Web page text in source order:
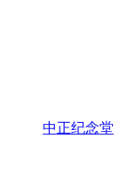
中正纪念堂